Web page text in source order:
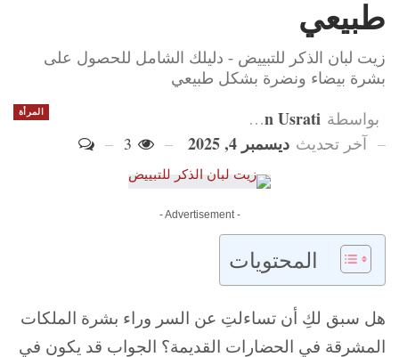
طبيعي
زيت لبان الذكر للتبييض - دليلك الشامل للحصول على
بشرة بيضاء ونضرة بشكل طبيعي
المرأة بواسطة Hanan Usrati
آخر تحديث ديسمبر 4, 2025
- Advertisement -
المحتويات
هل سبق لكِ أن تساءلتِ عن السر وراء بشرة الملكات
المشرقة في الحضارات القديمة؟ الجواب قد يكون في